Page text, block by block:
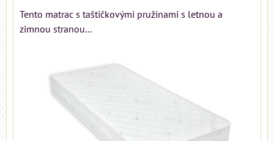
Tento matrac s taštičkovými pružinami s letnou a
zimnou stranou...